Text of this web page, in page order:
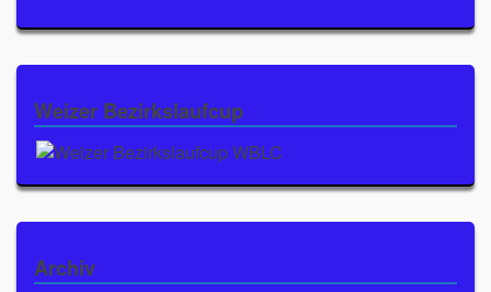
Weizer Bezirkslaufcup
Archiv